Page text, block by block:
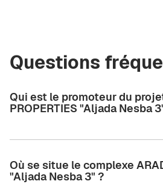
Questions
Qui est le promoteur du
PROPERTIES "Aljada Nesba
Où se situe le complexe
"Aljada Nesba 3" ?